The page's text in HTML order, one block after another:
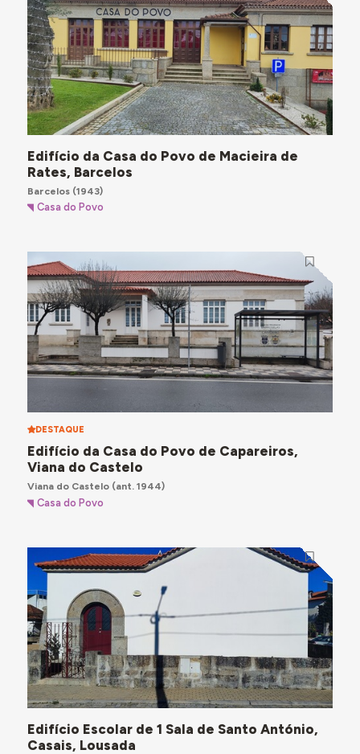
Edifício da Casa do Povo de Macieira de
Rates, Barcelos
Barcelos(1943)
Casa do Povo
DESTAQUE
Edifício da Casa do Povo de Capareiros,
Viana do Castelo
Viana do Castelo(ant. 1944)
Casa do Povo
Edifício Escolar de 1 Sala de Santo António,
Casais, Lousada